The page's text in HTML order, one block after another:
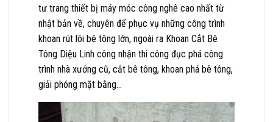
tư trang thiết bị máy móc công nghê cao nhất từ
nhật bản về, chuyên để phục vụ những công trình
khoan rút lõi bê tông lớn, ngoài ra Khoan Cắt Bê
Tông Diệu Linh công nhận thi công đục phá công
trình nhà xưởng cũ, cắt bê tông, khoan phá bê tông,
giải phóng mặt bằng…